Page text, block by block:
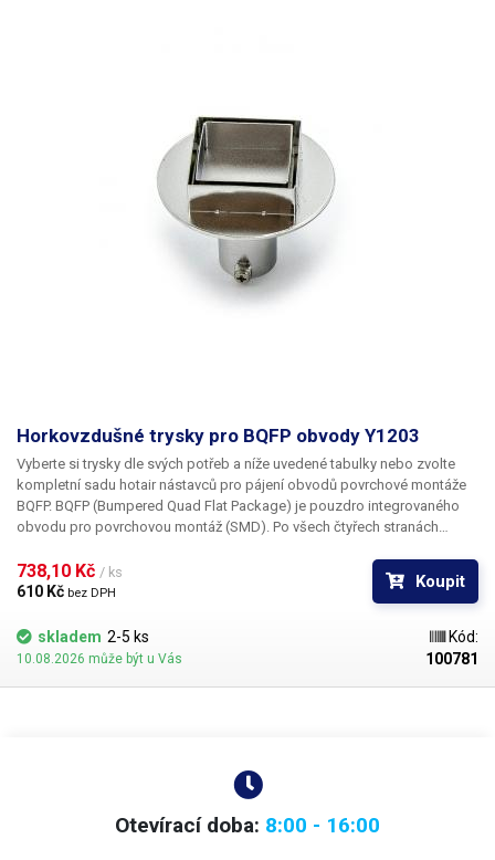
Horkovzdušné trysky pro BQFP obvody Y1203
Vyberte si trysky dle svých potřeb a níže uvedené tabulky nebo zvolte
kompletní sadu hotair nástavců pro pájení obvodů povrchové montáže
BQFP. BQFP (Bumpered Quad Flat Package) je pouzdro integrovaného
obvodu pro povrchovou montáž (SMD). Po všech čtyřech stranách
Tryska Y1203 je určena pro pouzdro BQFP o rozměru
35 x 35 mm.
738,10 Kč / ks
610 Kč bez DPH
Koupit
skladem 2-5 ks
10.08.2026 může být u Vás
Kód:
100781
Otevírací doba: 8:00 - 16:00